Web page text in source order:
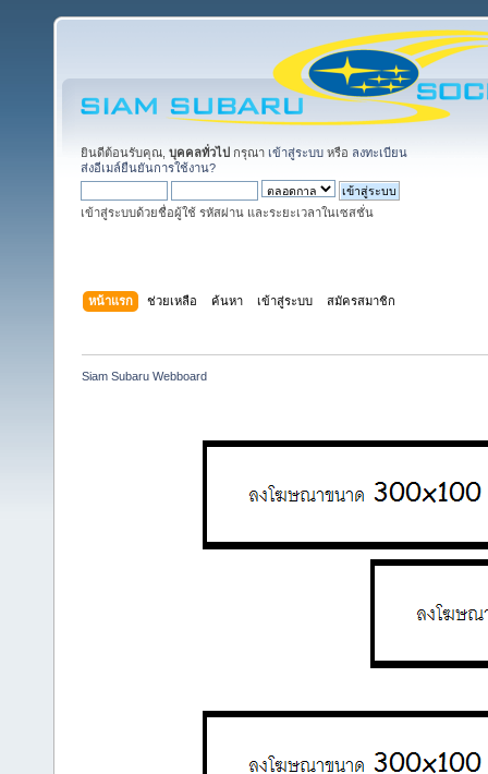
ยินดีต้อนรับคุณ, บุคคลทั่วไป กรุณา เข้าสู่ระบบ หรือ ลงทะเบียน
ส่งอีเมล์ยืนยันการใช้งาน?
เข้าสู่ระบบด้วยชื่อผู้ใช้ รหัสผ่าน และระยะเวลาในเซสชั่น
หน้าแรก ช่วยเหลือ ค้นหา เข้าสู่ระบบ สมัครสมาชิก
Siam Subaru Webboard